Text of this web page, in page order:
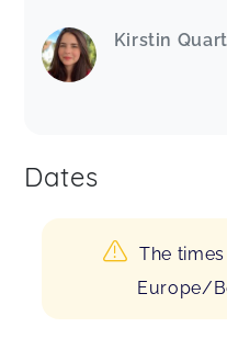
Kirstin
Dates
The
Europe/